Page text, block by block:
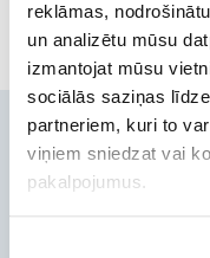
reklāmas,
un analizētu mūsu
izmantojat mūsu
sociālās saziņas
partneriem, kuri to
viņiem sniedzat vai
pakalpojumus.
Contacts
+371-236-655-56